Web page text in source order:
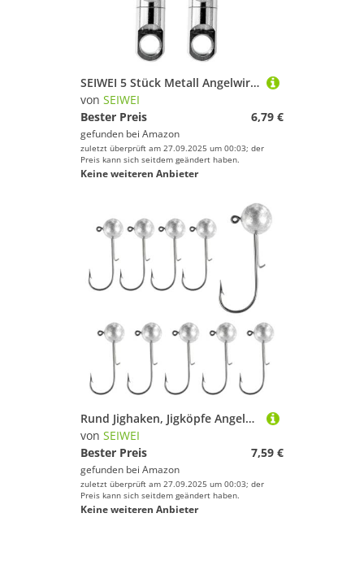
SEIWEI 5 Stück Metall Angelwirbel Kugellager Hakenverbinder Robuster zylindrischer Wirbel für das Salzwasserfischen(17 * 4,0 * 2,0 mm)
von SEIWEI
Bester Preis
6,79 €
gefunden bei Amazon
zuletzt überprüft am 27.09.2025 um 00:03; der
Preis kann sich seitdem geändert haben.
Keine weiteren Anbieter
Rund Jighaken, Jigköpfe Angelhaken Angeln Haken mit 1g Gewichten, Angelgerät für Süßwasser und Salzwasser (10er Pack)
von SEIWEI
Bester Preis
7,59 €
gefunden bei Amazon
zuletzt überprüft am 27.09.2025 um 00:03; der
Preis kann sich seitdem geändert haben.
Keine weiteren Anbieter